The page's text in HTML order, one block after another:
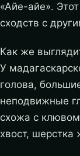
«Айе-айе».
сходств с
Как же
У
голова,
неподвижные
схожа с
хвост, шерстка